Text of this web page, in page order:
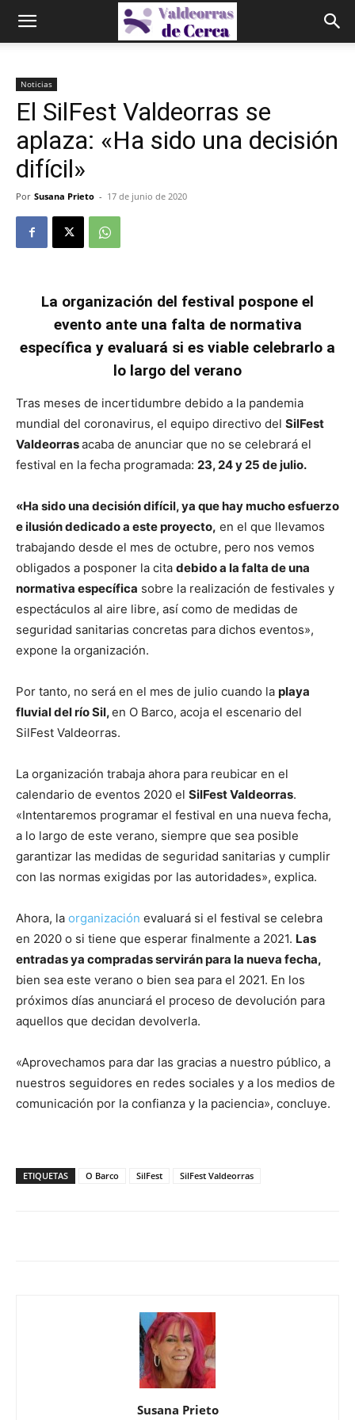
Noticias
El SilFest Valdeorras se
aplaza: «Ha sido una decisión
difícil»
Por Susana Prieto - 17 de junio de 2020
La organización del festival pospone el
evento ante una falta de normativa
específica y evaluará si es viable celebrarlo a
lo largo del verano
Tras meses de incertidumbre debido a la pandemia
mundial del coronavirus, el equipo directivo del SilFest
Valdeorrasacaba de anunciar que no se celebrará el
festival en la fecha programada: 23, 24 y 25 de julio.
«Ha sido una decisión difícil, ya que hay mucho esfuerzo
e ilusión dedicado a este proyecto, en el que llevamos
trabajando desde el mes de octubre, pero nos vemos
obligados a posponer la cita debido a la falta de una
normativa específica sobre la realización de festivales y
espectáculos al aire libre, así como de medidas de
seguridad sanitarias concretas para dichos eventos»,
expone la organización.
Por tanto, no será en el mes de julio cuando la playa
fluvial del río Sil,en O Barco, acoja el escenario del
SilFest Valdeorras.
La organización trabaja ahora para reubicar en el
calendario de eventos 2020 el SilFest Valdeorras.
«Intentaremos programar el festival en una nueva fecha,
a lo largo de este verano, siempre que sea posible
garantizar las medidas de seguridad sanitarias y cumplir
con las normas exigidas por las autoridades», explica.
Ahora, la organización evaluará si el festival se celebra
en 2020 o si tiene que esperar finalmente a 2021. Las
entradas ya compradas servirán para la nueva fecha,
bien sea este verano o bien sea para el 2021. En los
próximos días anunciará el proceso de devolución para
aquellos que decidan devolverla.
«Aprovechamos para dar las gracias a nuestro público, a
nuestros seguidores en redes sociales y a los medios de
comunicación por la confianza y la paciencia», concluye.
ETIQUETAS O Barco SilFest SilFest Valdeorras
Susana Prieto